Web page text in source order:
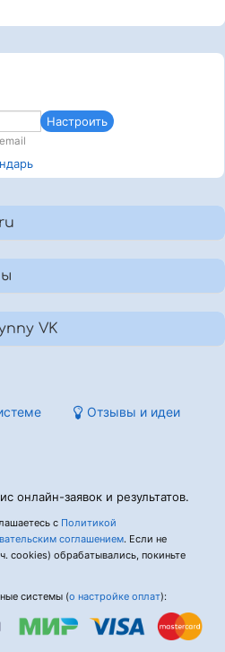
Настроить
VK
Отзывы и идеи
онлайн-заявок и результатов.
с Политикой
соглашением. Если не
cookies) обрабатывались, покиньте
системы (о настройке оплат):